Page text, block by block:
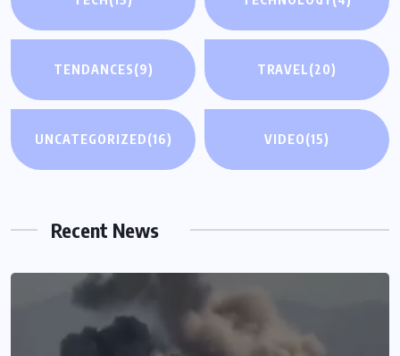
TENDANCES(9) TRAVEL(20)
UNCATEGORIZED(16) VIDEO(15)
Recent News